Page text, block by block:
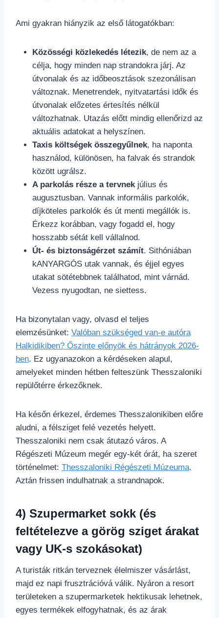
Ami gyakran hiányzik az első látogatókban:
Közösségi közlekedés létezik, de nem az a
célja, hogy minden nap strandokra járj. Az
útvonalak és az időbeosztások szezonálisan
változnak. Menetrendek, nyitvatartási idők és
útvonalak előzetes értesítés nélkül
változhatnak. Utazás előtt mindig ellenőrizd az
aktuális adatokat a helyszínen.
Taxis költségek összegyűlnek, ha naponta
használod, különösen, ha falvak és strandok
között ugrálsz.
A parkolás része a tervnekjúlius és
augusztusban. Vannak informális parkolók,
díjköteles parkolók és út menti megállók is.
Érkezz korábban, vagy fogadd el, hogy
hosszabb sétát kell vállalnod.
Út- és biztonságérzet számít. Sithóniában
kANYARGÓS utak vannak, és éjjel egyes
utakat sötétebbnek találhatod, mint várnád.
Vezess nyugodtan, ne siettess.
Ha bizonytalan vagy, olvasd el teljes
elemzésünket: Valóban szükséged van-e autóra
Halkidikiben? Őszinte előnyök és hátrányok 2026-
ben. Ez ugyanazokon a kérdéseken alapul,
amelyeket minden hétben felteszünk Thesszaloniki
repülőtérre érkezőknek.
Ha későn érkezel, érdemes Thesszalonikiben előre
aludni, a félsziget felé vezetés helyett.
Thesszaloniki nem csak átutazó város. A
Régészeti Múzeum megér egy-két órát, ha szeret
történelmet: Thesszaloniki Régészeti Múzeuma.
Aztán frissen indulhatnak a strandnapok.
4) Szupermarket sokk (és
feltételezve a görög sziget árakat
vagy UK-s szokásokat)
A turisták ritkán terveznek élelmiszer vásárlást,
majd ez napi frusztrációvá válik. Nyáron a resort
területeken a szupermarketek hektikusak lehetnek,
egyes termékek elfogyhatnak, és az árak